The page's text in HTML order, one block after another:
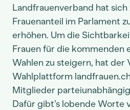
Landfrauenverband hat
Frauenanteil im Parlament
erhöhen. Um die
Frauen für die kommenden
Wahlen zu steigern, hat der
Wahlplattform
Mitglieder
Dafür gibt’s lobende Worte